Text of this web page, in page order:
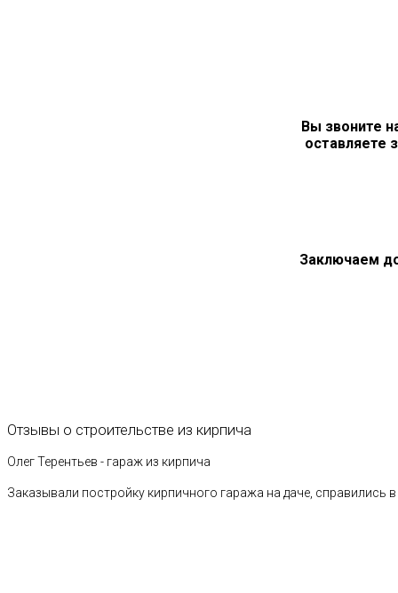
Вы звоните
оставляете
Заключаем
Отзывы о строительстве из кирпича
Олег Терентьев - гараж из кирпича
Заказывали постройку кирпичного гаража на даче, справились